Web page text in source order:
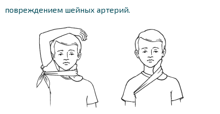
повреждением шейных артерий.